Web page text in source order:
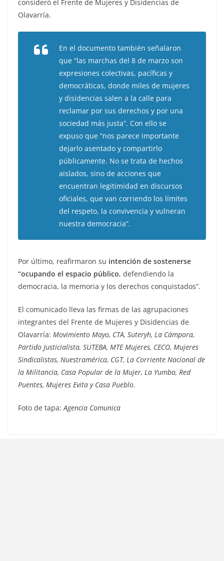
consideró el Frente de Mujeres y Disidencias de
Olavarría.
En el documento también señalaron
que “las marchas del 8 de marzo son
expresiones colectivas, pacíficas y
democráticas, donde miles de mujeres
y disidencias salen a la calle para
reclamar por sus derechos y por una
sociedad más justa”. Con ello se
expuso que “nos parece importante
dejarlo asentado y compartirlo
públicamente. No se trata de hechos
aislados, sino de acciones que
encuentran legitimidad en discursos
oficiales, que van corriendo los límites
del respeto, la convivencia y vulneran
nuestra democracia”.
Por último, reafirmaron su intención de sostenerse
“ocupando el espacio público, defendiendo la
democracia, la memoria y los derechos conquistados”.
El comunicado lleva las firmas de las agrupaciones
integrantes del Frente de Mujeres y Disidencias de
Olavarría: Movimiento Mayo, CTA, Suteryh, La Cámpora,
Partido Justicialista, SUTEBA, MTE Mujeres, CECO, Mujeres
Sindicalistas, Nuestramérica, CGT, La Corriente Nacional de
la Militancia, Casa Popular de la Mujer, La Yumba, Red
Puentes, Mujeres Evita y Casa Pueblo.
Foto de tapa:Agencia Comunica